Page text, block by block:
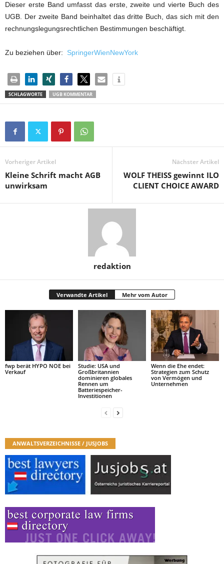
Dieser erste Band umfasst das erste, zweite und vierte Buch des
UGB. Der zweite Band beinhaltet das dritte Buch, das sich mit den
rechnungslegungsrechtlichen Bestimmungen beschäftigt.
Zu beziehen über: SpringerWienNewYork
SCHLAGWORTE UGB KOMMENTAR
Vorheriger Artikel
Kleine Schrift macht AGB
unwirksam
Nächster Artikel
WOLF THEISS gewinnt ILO
CLIENT CHOICE AWARD
redaktion
Verwandte Artikel Mehr vom Autor
fwp berät HYPO NOE bei
Verkauf
Studie: USA und
Großbritannien
dominieren globales
Rennen um
Batteriespeicher-
Investitionen
Wenn die Ehe endet:
Strategien zum Schutz
von Vermögen und
Unternehmen
ANWALTSVERZEICHNISSE / JUSJOBS